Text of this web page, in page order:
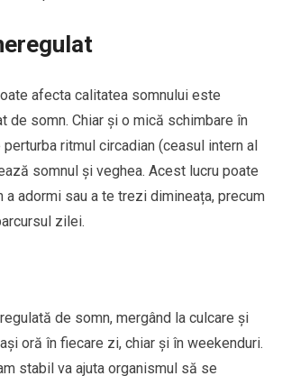
afecta calitatea somnului este
de somn. Chiar și o mică schimbare în
ritmul circadian (ceasul intern al
somnul și veghea. Acest lucru poate
adormi sau a te trezi dimineața, precum
zilei.
de somn, mergând la culcare și
oră în fiecare zi, chiar și în weekenduri.
stabil va ajuta organismul să se